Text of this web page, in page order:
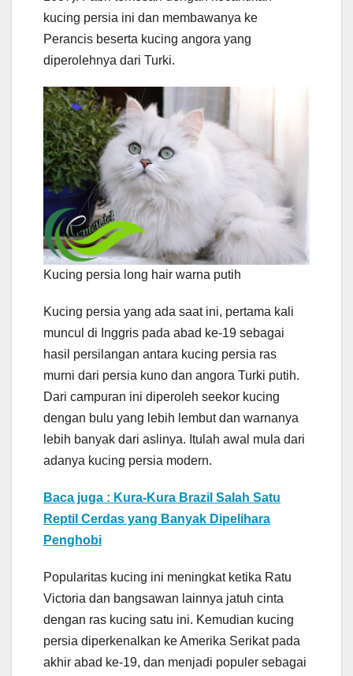
kucing persia ini dan membawanya ke
Perancis beserta kucing angora yang
diperolehnya dari Turki.
Kucing persia long hair warna putih
Kucing persia yang ada saat ini, pertama kali
muncul di Inggris pada abad ke-19 sebagai
hasil persilangan antara kucing persia ras
murni dari persia kuno dan angora Turki putih.
Dari campuran ini diperoleh seekor kucing
dengan bulu yang lebih lembut dan warnanya
lebih banyak dari aslinya. Itulah awal mula dari
adanya kucing persia modern.
Baca juga : Kura-Kura Brazil Salah Satu
Reptil Cerdas yang Banyak Dipelihara
Penghobi
Popularitas kucing ini meningkat ketika Ratu
Victoria dan bangsawan lainnya jatuh cinta
dengan ras kucing satu ini. Kemudian kucing
persia diperkenalkan ke Amerika Serikat pada
akhir abad ke-19, dan menjadi populer sebagai